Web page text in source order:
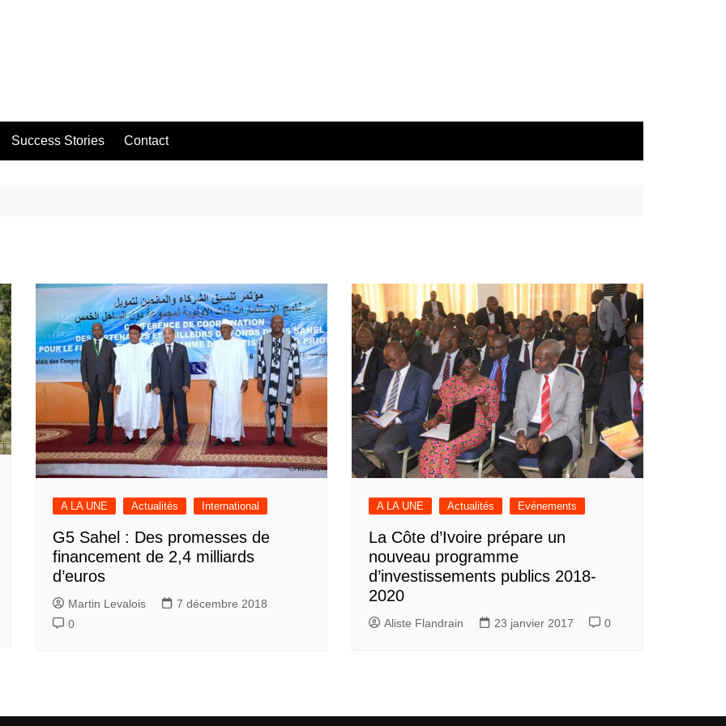
Success Stories Contact
A LA UNE Actualités International
G5 Sahel : Des promesses de
financement de 2,4 milliards
d’euros
Martin Levalois
7 décembre 2018
0
A LA UNE Actualités Evénements
La Côte d’Ivoire prépare un
nouveau programme
d’investissements publics 2018-
2020
Aliste Flandrain 23 janvier 2017 0